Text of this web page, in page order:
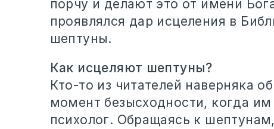
порчу и делают это от имени
проявлялся дар исцеления в
шептуны.
Как исцеляют шептуны?
Кто-то из читателей наверняка
момент безысходности, когда
психолог. Обращаясь к